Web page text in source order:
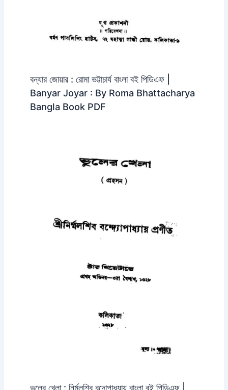
বন্যার জোয়ার : রোমা ভট্টাচার্য বাংলা বই পিডিএফ |
Banyar Joyar : By Roma Bhattacharya
Bangla Book PDF
ভূলের খেলা : নির্মলশিব বন্দোপাধ্যায় বাংলা বই পিডিএফ |